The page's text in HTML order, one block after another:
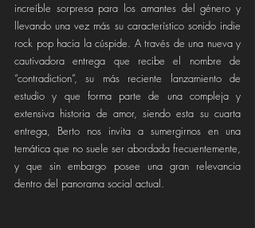
increíble sorpresa para los amantes del género y
llevando una vez más su característico sonido indie
rock pop hacia la cúspide. A través de una nueva y
cautivadora entrega que recibe el nombre de
“contradiction”, su más reciente lanzamiento de
estudio y que forma parte de una compleja y
extensiva historia de amor, siendo esta su cuarta
entrega, Berto nos invita a sumergirnos en una
temática que no suele ser abordada frecuentemente,
y que sin embargo posee una gran relevancia
dentro del panorama social actual.